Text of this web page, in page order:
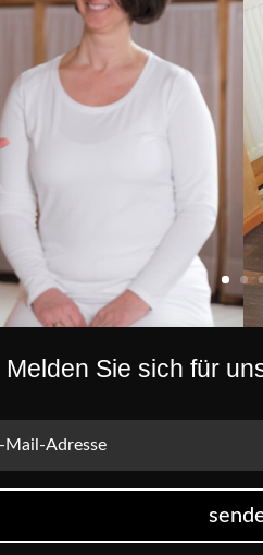
Melden Sie sich für